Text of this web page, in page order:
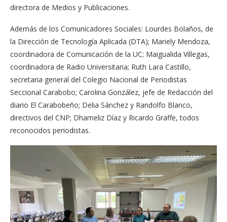
directora de Medios y Publicaciones.
Además de los Comunicadores Sociales: Lourdes Bolaños, de
la Dirección de Tecnología Aplicada (DTA); Mariely Mendoza,
coordinadora de Comunicación de la UC; Maigualida Villegas,
coordinadora de Radio Universitaria; Ruth Lara Castillo,
secretaria general del Colegio Nacional de Periodistas
Seccional Carabobo; Carolina González, jefe de Redacción del
diario El Carabobeño; Delia Sánchez y Randolfo Blanco,
directivos del CNP; Dhameliz Díaz y Ricardo Graffe, todos
reconocidos periodistas.